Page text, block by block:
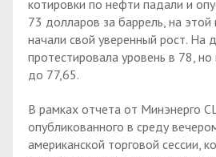
котировки по нефти падали и
73 долларов за баррель, на
начали свой уверенный рост. На
протестировала уровень в 78, но
до 77,65.
В рамках отчета от Минэнерго
опубликованного в среду
американской торговой сессии,